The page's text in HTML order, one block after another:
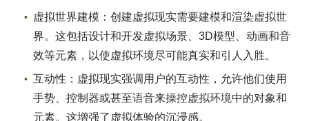
虚拟世界建模：创建虚拟现实需要建模和渲染虚拟世
界。这包括设计和开发虚拟场景、3D模型、动画和音
效等元素，以使虚拟环境尽可能真实和引人入胜。
互动性：虚拟现实强调用户的互动性，允许他们使用
手势、控制器或甚至语音来操控虚拟环境中的对象和
元素。这增强了虚拟体验的沉浸感。